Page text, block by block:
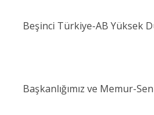
Beşinci Türkiye-AB Yüksek
Başkanlığımız ve Memur-